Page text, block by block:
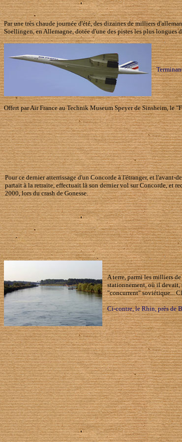
Par une très chaude journée d'été, des dizaines de milliers
Soellingen, en Allemagne, dotée d'une des pistes les plus longues
Offert par Air France au Technik Museum Speyer de Sinsheim, le
Pour ce dernier atterrissage d'un Concorde à l'étranger, et
partait à la retraite, effectuait là son dernier vol sur Concorde, et
2000, lors du crash de Gonesse.
A terre, parmi les milliers
stationnement, où il devait,
"concurrent" soviétique...
Ci-contre, le Rhin, près de